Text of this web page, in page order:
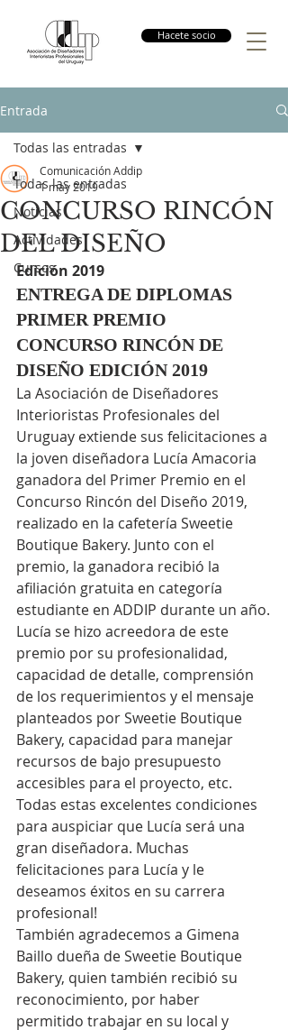
Hacete socio
Entrada
Todas las entradas
Noticias
Actividades
Cursos
Todas las entradas
CONCURSO RINCÓN
DEL DISEÑO
Comunicación Addip
1 may 2019
Edición 2019
ENTREGA DE DIPLOMAS
PRIMER PREMIO
CONCURSO RINCÓN DE
DISEÑO EDICIÓN 2019
La Asociación de Diseñadores
Interioristas Profesionales del
Uruguay extiende sus felicitaciones a
la joven diseñadora Lucía Amacoria
ganadora del Primer Premio en el
Concurso Rincón del Diseño 2019,
realizado en la cafetería Sweetie
Boutique Bakery. Junto con el
premio, la ganadora recibió la
afiliación gratuita en categoría
estudiante en ADDIP durante un año.
Lucía se hizo acreedora de este
premio por su profesionalidad,
capacidad de detalle, comprensión
de los requerimientos y el mensaje
planteados por Sweetie Boutique
Bakery, capacidad para manejar
recursos de bajo presupuesto
accesibles para el proyecto, etc.
Todas estas excelentes condiciones
para auspiciar que Lucía será una
gran diseñadora. Muchas
felicitaciones para Lucía y le
deseamos éxitos en su carrera
profesional!
También agradecemos a Gimena
Baillo dueña de Sweetie Boutique
Bakery, quien también recibió su
reconocimiento, por haber
permitido trabajar en su local y